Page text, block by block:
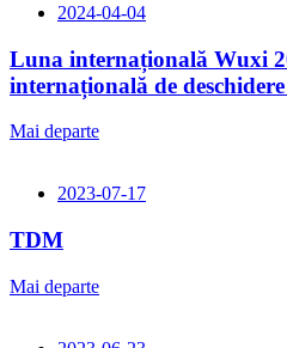
2024-04-04
Luna internațională Wuxi
internațională de
Mai departe
2023-07-17
TDM
Mai departe